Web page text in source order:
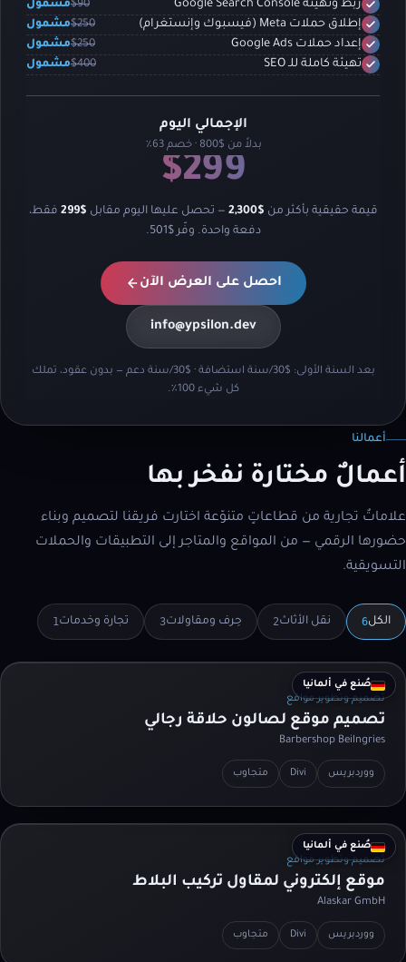
ربط وتهيئة Google Search Console $90مشمول
إطلاق حملات Meta (فيسبوك وإنستغرام)
$250مشمول
إعداد حملات Google Ads
$250مشمول
تهيئة كاملة للـ SEO
$400مشمول
الإجمالي اليوم
بدلاً من $800 · خصم 63٪
$299
قيمة حقيقية بأكثر من $2,300 — تحصل عليها اليوم مقابل $299
فقط،
دفعة واحدة. وفّر $501.
احصل على العرض الآن
info@ypsilon.dev
بعد السنة الأولى: $30/سنة استضافة · $30/سنة دعم — بدون عقود، تملك
كل شيء 100٪.
أعمالنا
أعمالٌ مختارة نفخر بها
علاماتٌ تجارية من قطاعاتٍ متنوّعة اختارت فريقنا لتصميم وبناء
حضورها الرقمي — من المواقع والمتاجر إلى التطبيقات والحملات
التسويقية.
الكل6 نقل الأثاث2 حِرف ومقاولات3 تجارة وخدمات 1
صُنع في ألمانيا
تصميم وتطوير مواقع
تصميم موقع لصالون حلاقة رجالي
Barbershop Beilngries
ووردبريس Divi متجاوب
صُنع في ألمانيا
تصميم وتطوير مواقع
موقع إلكتروني لمقاول تركيب البلاط
Alaskar GmbH
ووردبريس Divi متجاوب